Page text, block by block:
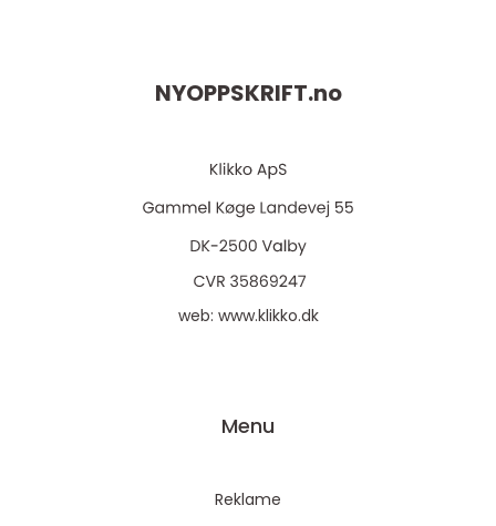
NYOPPSKRIFT.no
web: www.klikko.dk
Menu
Reklame